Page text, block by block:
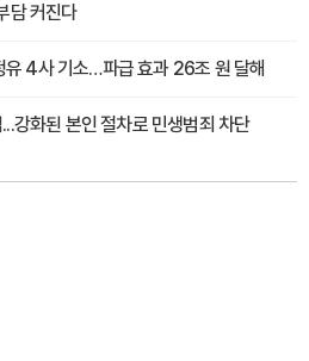
담 커진다
유 4사 기소…파급 효과 26조 원 달해
강화된 본인 절차로 민생범죄 차단